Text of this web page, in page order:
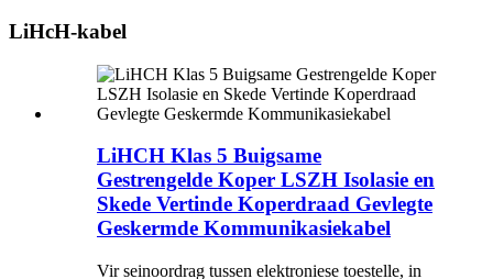
LiHcH-kabel
LiHCH Klas 5 Buigsame
Gestrengelde Koper LSZH Isolasie en
Skede Vertinde Koperdraad Gevlegte
Geskermde Kommunikasiekabel
Vir seinoordrag tussen elektroniese toestelle, in